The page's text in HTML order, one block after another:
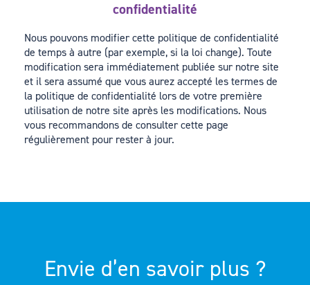
confidentialité
Nous pouvons modifier cette politique de confidentialité
de temps à autre (par exemple, si la loi change). Toute
modification sera immédiatement publiée sur notre site
et il sera assumé que vous aurez accepté les termes de
la politique de confidentialité lors de votre première
utilisation de notre site après les modifications. Nous
vous recommandons de consulter cette page
régulièrement pour rester à jour.
Envie d’en savoir plus ?